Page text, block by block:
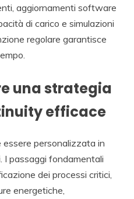
aggiornamenti software
di carico e simulazioni
regolare garantisce
una strategia
efficace
personalizzata in
I passaggi fondamentali
dei processi critici,
energetiche,